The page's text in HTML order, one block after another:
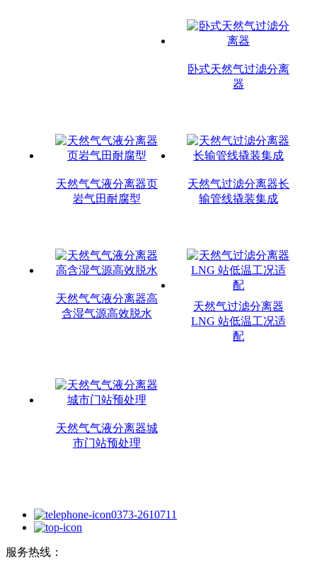
卧式天然气过滤分离
器
天然气气液分离器页
岩气田耐腐型
天然气过滤分离器长
输管线撬装集成
天然气气液分离器高
含湿气源高效脱水
天然气过滤分离器
LNG 站低温工况适
配
天然气气液分离器城
市门站预处理
0373-2610711
服务热线：